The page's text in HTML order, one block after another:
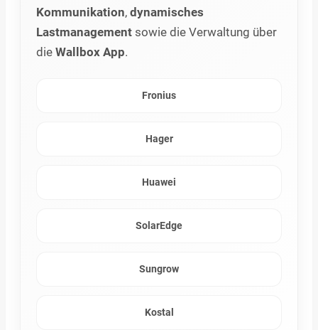
Kommunikation, dynamisches
Lastmanagement sowie die Verwaltung über
die Wallbox App.
Fronius
Hager
Huawei
SolarEdge
Sungrow
Kostal